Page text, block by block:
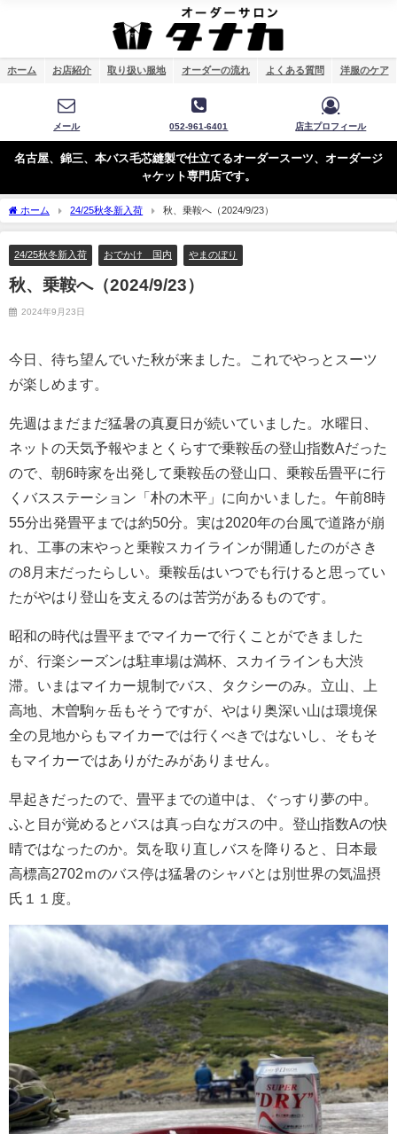
ホーム お店紹介 取り扱い服地 オーダーの流れ よくある質問 洋服のケア
メール 052-961-6401 店主プロフィール
名古屋、錦三、本バス毛芯縫製で仕立てるオーダースーツ、オーダージ
ャケット専門店です。
ホーム 24/25秋冬新入荷 秋、乗鞍へ（2024/9/23）
24/25秋冬新入荷 おでかけ 国内 やまのぼり
秋、乗鞍へ（2024/9/23）
2024年9月23日
今日、待ち望んでいた秋が来ました。これでやっとスーツ
が楽しめます。
先週はまだまだ猛暑の真夏日が続いていました。水曜日、
ネットの天気予報やまとくらすで乗鞍岳の登山指数Aだった
ので、朝6時家を出発して乗鞍岳の登山口、乗鞍岳畳平に行
くバスステーション「朴の木平」に向かいました。午前8時
55分出発畳平までは約50分。実は2020年の台風で道路が崩
れ、工事の末やっと乗鞍スカイラインが開通したのがさき
の8月末だったらしい。乗鞍岳はいつでも行けると思ってい
たがやはり登山を支えるのは苦労があるものです。
昭和の時代は畳平までマイカーで行くことができました
が、行楽シーズンは駐車場は満杯、スカイラインも大渋
滞。いまはマイカー規制でバス、タクシーのみ。立山、上
高地、木曽駒ヶ岳もそうですが、やはり奥深い山は環境保
全の見地からもマイカーでは行くべきではないし、そもそ
もマイカーではありがたみがありません。
早起きだったので、畳平までの道中は、ぐっすり夢の中。
ふと目が覚めるとバスは真っ白なガスの中。登山指数Aの快
晴ではなったのか。気を取り直しバスを降りると、日本最
高標高2702ｍのバス停は猛暑のシャバとは別世界の気温摂
氏１１度。